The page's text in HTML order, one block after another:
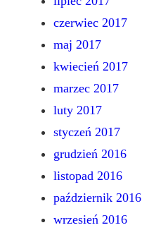
czerwiec 2017
maj 2017
kwiecień 2017
marzec 2017
luty 2017
styczeń 2017
grudzień 2016
listopad 2016
październik 2016
wrzesień 2016